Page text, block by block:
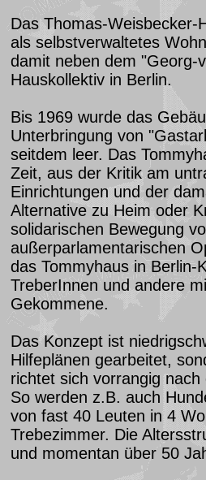
Das Thomas-
als selbstverwaltetes
damit neben dem "Georg-
Hauskollektiv in Berlin.
Bis 1969 wurde das
Unterbringung von
seitdem leer. Das
Zeit, aus der Kritik am
Einrichtungen und der
Alternative zu Heim oder
solidarischen Bewegung
außerparlamentarischen
das Tommyhaus in Berlin-
TreberInnen und andere
Gekommene.
Das Konzept ist
Hilfeplänen gearbeitet,
richtet sich vorrangig
So werden z.B. auch
von fast 40 Leuten in 4
Trebezimmer. Die
und momentan über 50